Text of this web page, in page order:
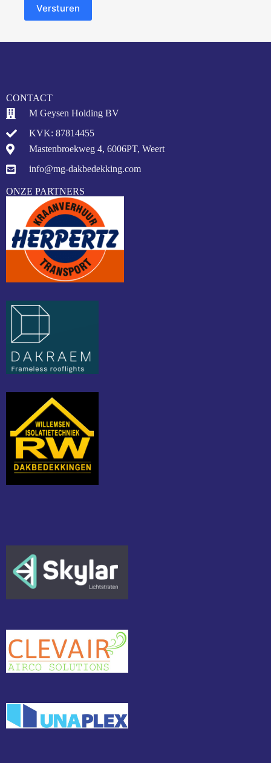
CONTACT
M Geysen Holding BV
KVK: 87814455
Mastenbroekweg 4, 6006PT, Weert
info@mg-dakbedekking.com
ONZE PARTNERS